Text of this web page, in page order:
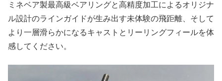
ミネベア製最高級ベアリングと高精度加工によるオリジナ
ル設計のラインガイドが生み出す未体験の飛距離、そして
より一層滑らかになるキャストとリーリングフィールを体
感してください。